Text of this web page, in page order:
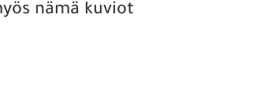
nämä kuviot